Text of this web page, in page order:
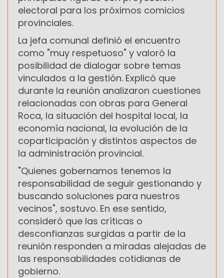
electoral para los próximos comicios
provinciales.
La jefa comunal definió el encuentro
como "muy respetuoso" y valoró la
posibilidad de dialogar sobre temas
vinculados a la gestión. Explicó que
durante la reunión analizaron cuestiones
relacionadas con obras para General
Roca, la situación del hospital local, la
economía nacional, la evolución de la
coparticipación y distintos aspectos de
la administración provincial.
"Quienes gobernamos tenemos la
responsabilidad de seguir gestionando y
buscando soluciones para nuestros
vecinos", sostuvo. En ese sentido,
consideró que las críticas o
desconfianzas surgidas a partir de la
reunión responden a miradas alejadas de
las responsabilidades cotidianas de
gobierno.